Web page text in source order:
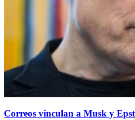
Correos vinculan a Musk y